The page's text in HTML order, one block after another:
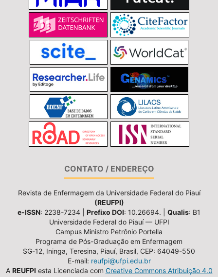
CONTATO / ENDEREÇO
Revista de Enfermagem da Universidade Federal do Piauí
(REUFPI)
e-ISSN: 2238-7234 | Prefixo DOI: 10.26694. | Qualis: B1
Universidade Federal do Piauí — UFPI
Campus Ministro Petrônio Portella
Programa de Pós-Graduação em Enfermagem
SG-12, Ininga, Teresina, Piauí, Brasil, CEP: 64049-550
E-mail: reufpi@ufpi.edu.br
A REUFPI esta Licenciada com Creative Commons Atribuição 4.0